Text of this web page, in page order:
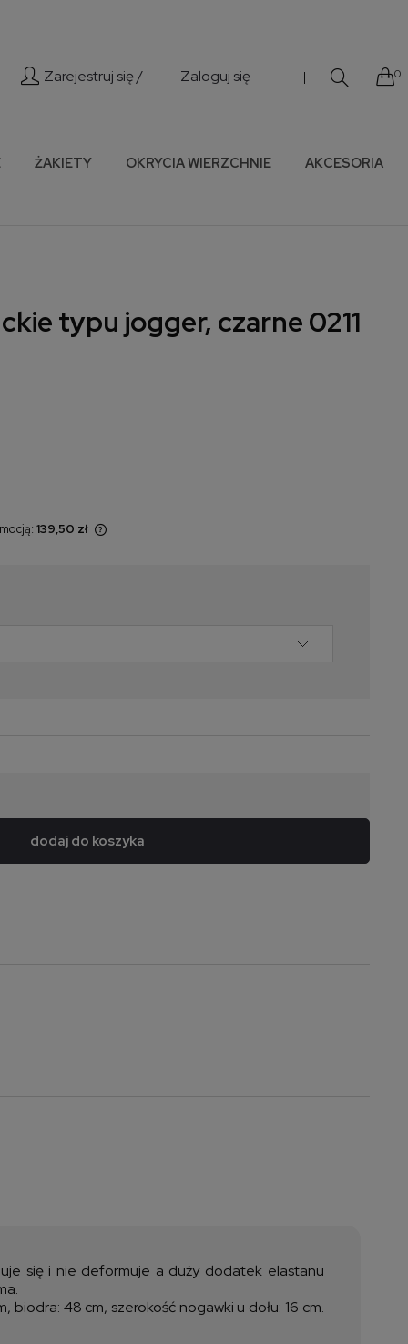
Zarejestruj się / Zaloguj się | 0
ŻAKIETY OKRYCIA WIERZCHNIE AKCESORIA
typu jogger, czarne 0211
139,50 zł
dodaj do koszyka
się i nie deformuje a duży dodatek elastanu
biodra: 48 cm, szerokość nogawki u dołu: 16 cm.